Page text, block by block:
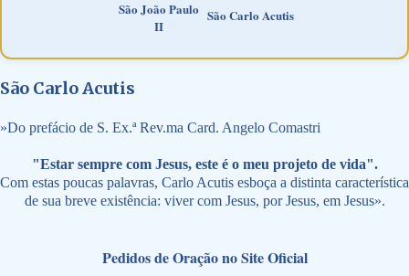
São João Paulo
II
São Carlo Acutis
São Carlo Acutis
»Do prefácio de S. Ex.ª Rev.ma Card. Angelo Comastri
"Estar sempre com Jesus, este é o meu projeto de vida".
Com estas poucas palavras, Carlo Acutis esboça a distinta característica
de sua breve existência: viver com Jesus, por Jesus, em Jesus».
Pedidos de Oração no Site Oficial